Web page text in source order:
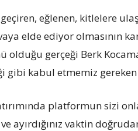
eğlenen, kitlelere
elde ediyor olmasının
gerçeği Berk
gibi kabul etmemiz
platformun sizi
ayırdığınız vaktin